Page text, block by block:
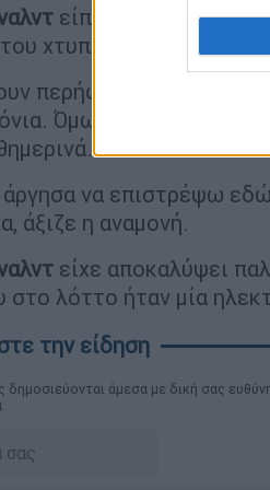
είπε ότι στην
χτυπούσε κάθε μέρα
περήφανος που έκανα
Όμως αυτό που
να επιστρέψω
άξιζε η αναμονή.
είχε αποκαλύψει
στο λόττο ήταν μία
δημοσιεύονται άμεσα με δική σας